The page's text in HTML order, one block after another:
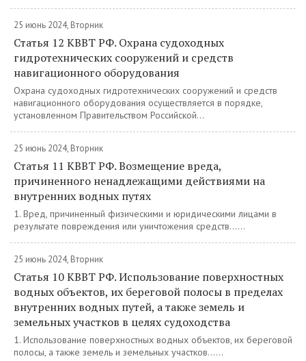
25 июнь 2024, Вторник
Статья 12 КВВТ РФ. Охрана судоходных
гидротехнических сооружений и средств
навигационного оборудования
Охрана судоходных гидротехнических сооружений и средств
навигационного оборудования осуществляется в порядке,
установленном Правительством Российской...
25 июнь 2024, Вторник
Статья 11 КВВТ РФ. Возмещение вреда,
причиненного ненадлежащими действиями на
внутренних водных путях
1. Вред, причиненный физическими и юридическими лицами в
результате повреждения или уничтожения средств......
25 июнь 2024, Вторник
Статья 10 КВВТ РФ. Использование поверхностных
водных объектов, их береговой полосы в пределах
внутренних водных путей, а также земель и
земельных участков в целях судоходства
1. Использование поверхностных водных объектов, их береговой
полосы, а также земель и земельных участков......